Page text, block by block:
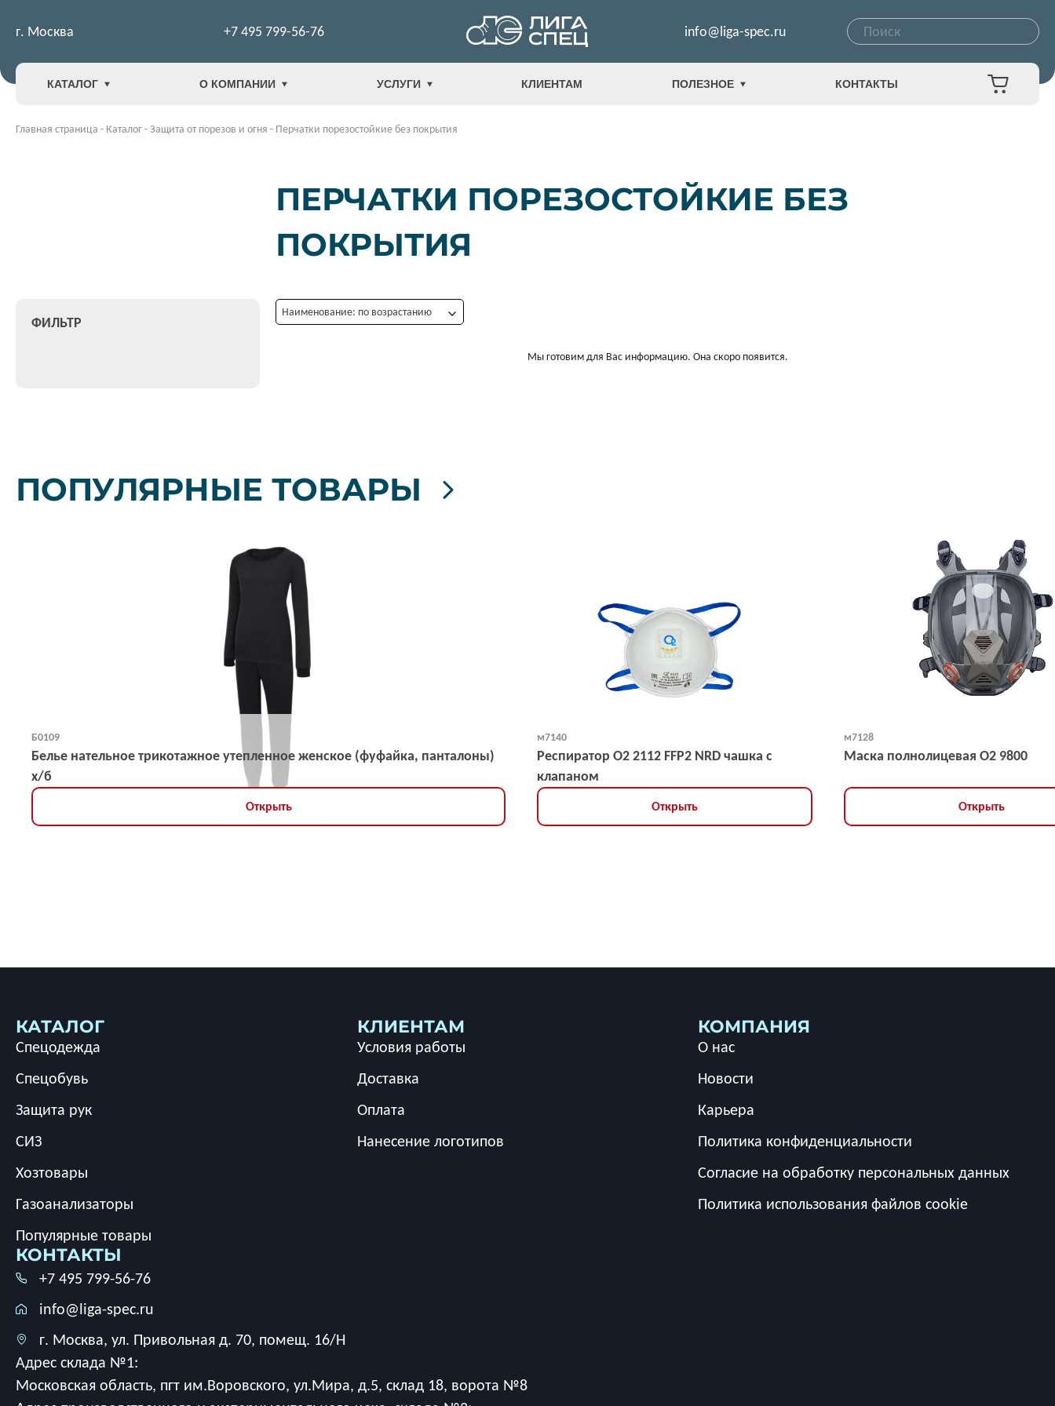
г. Москва +7 495 799-56-76 info@liga-spec.ru
КАТАЛОГ О КОМПАНИИ УСЛУГИ КЛИЕНТАМ ПОЛЕЗНОЕ КОНТАКТЫ
Главная страница - Каталог-Защита от порезов и огня - Перчатки порезостойкие без покрытия
ПЕРЧАТКИ ПОРЕЗОСТОЙКИЕ БЕЗ
ПОКРЫТИЯ
ФИЛЬТР
Наименование: по возрастанию
Мы готовим для Вас информацию. Она скоро появится.
ПОПУЛЯРНЫЕ ТОВАРЫ
Б0109
Белье нательное трикотажное утепленное женское (фуфайка, панталоны)
х/б
Открыть
м7140
Респиратор О2 2112 FFP2 NRD чашка с
клапаном
Открыть
м7128
Маска полнолицевая O2 9800
Открыть
КАТАЛОГ
Спецодежда
Спецобувь
Защита рук
СИЗ
Хозтовары
Газоанализаторы
Популярные товары
КЛИЕНТАМ
Условия работы
Доставка
Оплата
Нанесение логотипов
КОМПАНИЯ
О нас
Новости
Карьера
Политика конфиденциальности
Согласие на обработку персональных данных
Политика использования файлов cookie
КОНТАКТЫ
+7 495 799-56-76
info@liga-spec.ru
г. Москва, ул. Привольная д. 70, помещ. 16/Н
Адрес склада №1:
Московская область, пгт им.Воровского, ул.Мира, д.5, склад 18, ворота №8